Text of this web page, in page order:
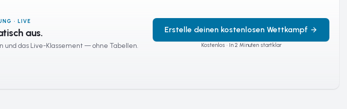
· LIVE
aus.
und das Live-Klassement — ohne Tabellen.
Erstelle deinen kostenlosen Wettkampf
Kostenlos · In 2 Minuten startklar